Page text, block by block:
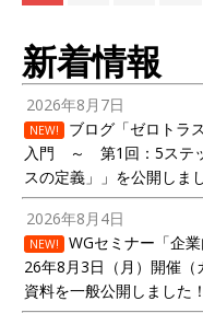
新着情報
2026年8月7日
NEW!
ブログ「ゼロトラ
入門 ～ 第1回：5ステ
スの定義」」を公開しま
2026年8月4日
NEW!
WGセミナー「企
26年8月3日（月）開催（
資料を一般公開しました！